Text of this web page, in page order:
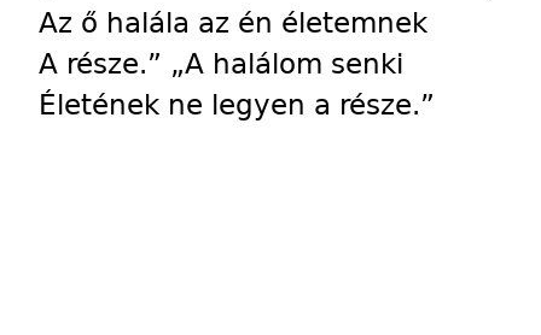
Az ő halála az én életemnek
A része.” „A halálom senki
Életének ne legyen a része.”